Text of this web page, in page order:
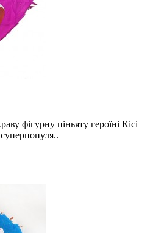
фігурну піньяту героїні Кісі